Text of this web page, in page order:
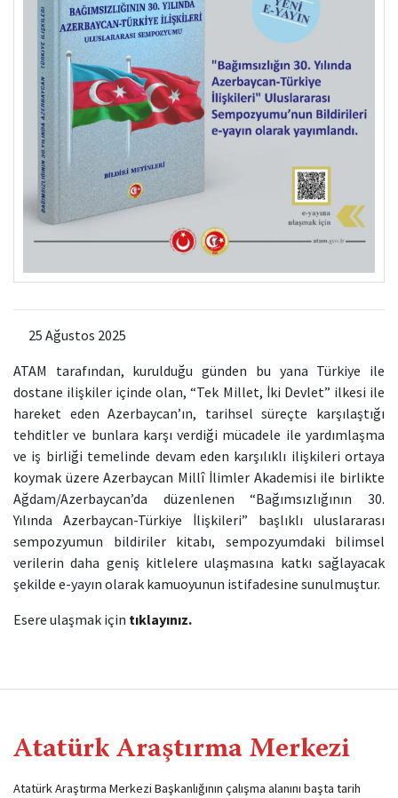
25 Ağustos 2025
ATAM tarafından, kurulduğu günden bu yana Türkiye ile
dostane ilişkiler içinde olan, “Tek Millet, İki Devlet” ilkesi ile
hareket eden Azerbaycan’ın, tarihsel süreçte karşılaştığı
tehditler ve bunlara karşı verdiği mücadele ile yardımlaşma
ve iş birliği temelinde devam eden karşılıklı ilişkileri ortaya
koymak üzere Azerbaycan Millî İlimler Akademisi ile birlikte
Ağdam/Azerbaycan’da düzenlenen “Bağımsızlığının 30.
Yılında Azerbaycan-Türkiye İlişkileri” başlıklı uluslararası
sempozyumun bildiriler kitabı, sempozyumdaki bilimsel
verilerin daha geniş kitlelere ulaşmasına katkı sağlayacak
şekilde e-yayın olarak kamuoyunun istifadesine sunulmuştur.
Esere ulaşmak için tıklayınız.
Atatürk Araştırma Merkezi
Atatürk Araştırma Merkezi Başkanlığının çalışma alanını başta tarih